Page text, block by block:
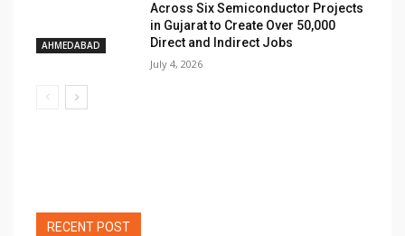
AHMEDABAD
Across Six Semiconductor Projects
in Gujarat to Create Over 50,000
Direct and Indirect Jobs
July 4, 2026
RECENT POST